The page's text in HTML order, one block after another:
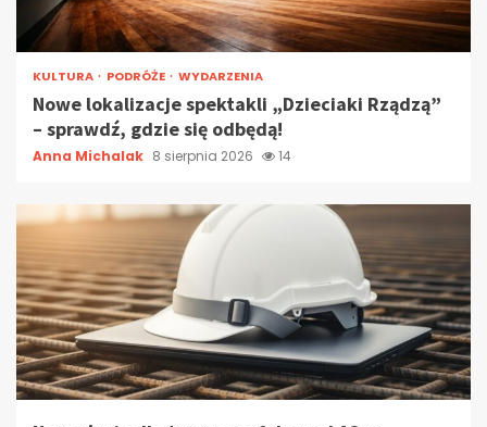
KULTURA PODRÓŻE WYDARZENIA
Nowe lokalizacje spektakli „Dzieciaki Rządzą”
– sprawdź, gdzie się odbędą!
Anna Michalak 8 sierpnia 2026 14